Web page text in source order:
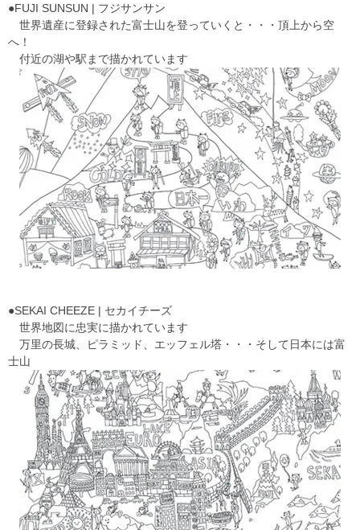
●FUJI SUNSUN | フジサンサン
世界遺産に登録された富士山を登っていくと・・・頂上から空
へ！
付近の湖や駅まで描かれています
●SEKAI CHEEZE | セカイチーズ
世界地図に忠実に描かれています
万里の長城、ピラミッド、エッフェル塔・・・そして日本には富
士山